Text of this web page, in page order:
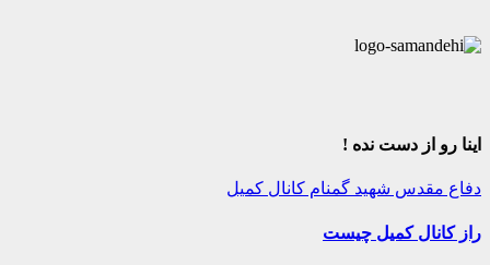
اینا رو از دست نده !
دفاع مقدس شهید گمنام کانال کمیل
راز کانال کمیل چیست